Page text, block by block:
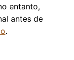
entanto,
antes de
.